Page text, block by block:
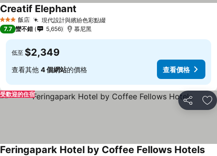
3 星級 飯店 現代設計與繽紛色彩點綴
Creatif Elephant
7.7 蠻不錯 5,656 慕尼黑
低至 $2,349
查看其他 4 個網站的價格 查看價格
分享 加
受歡迎的住宿
Feringapark Hotel by Coffee Fellows Hotels